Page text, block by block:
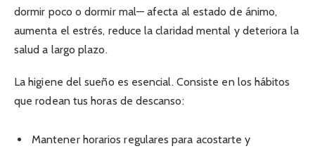
dormir poco o dormir mal— afecta al estado de ánimo,
aumenta el estrés, reduce la claridad mental y deteriora la
salud a largo plazo.
La higiene del sueño es esencial. Consiste en los hábitos
que rodean tus horas de descanso:
Mantener horarios regulares para acostarte y